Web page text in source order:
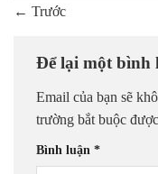
← Trước
Để lại một bình
Email của bạn sẽ
trường bắt buộc
Bình luận *